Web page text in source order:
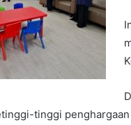
tinggi